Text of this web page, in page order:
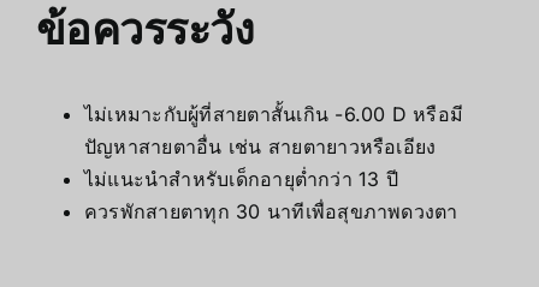
ข้อควรระวัง
ไม่เหมาะกับผู้ที่สายตาสั้นเกิน -6.00 D หรือมี
ปัญหาสายตาอื่น เช่น สายตายาวหรือเอียง
ไม่แนะนำสำหรับเด็กอายุต่ำกว่า 13 ปี
ควรพักสายตาทุก 30 นาทีเพื่อสุขภาพดวงตา